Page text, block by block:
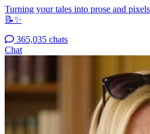
Turning your tales into prose and
📝✨
365,035 chats
Chat